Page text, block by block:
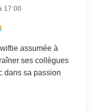
17:00
assumée à
ses collègues
dans sa passion